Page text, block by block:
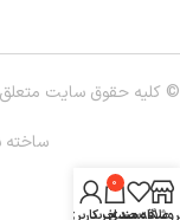
© کلیه حقوق سایت
ساخته
علاقه مندی
0
سبد خرید
حساب کاربری من